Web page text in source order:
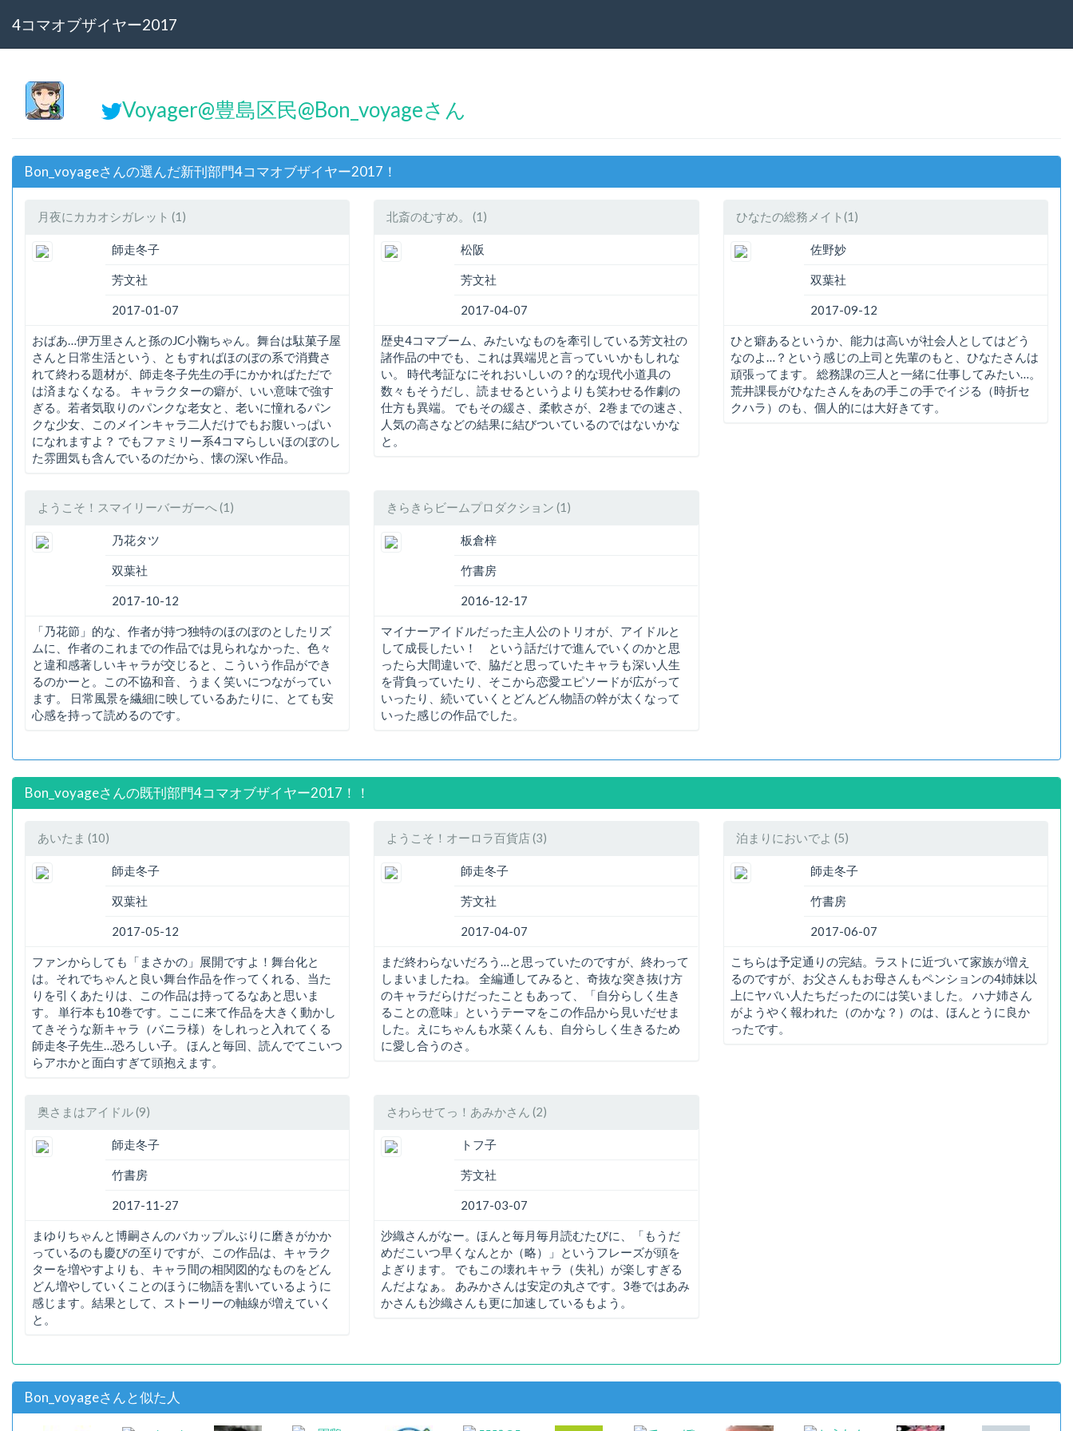
4コマオブザイヤー2017
Voyager@豊島区民@Bon_voyageさん
Bon_voyageさんの選んだ新刊部門4コマオブザイヤー2017！
月夜にカカオシガレット (1)
師走冬子
芳文社
2017-01-07
おばあ…伊万里さんと孫のJC小鞠ちゃん。舞台は駄菓子屋
さんと日常生活という、ともすればほのぼの系で消費さ
れて終わる題材が、師走冬子先生の手にかかればただで
は済まなくなる。 キャラクターの癖が、いい意味で強す
ぎる。若者気取りのパンクな老女と、老いに憧れるパン
クな少女、このメインキャラ二人だけでもお腹いっぱい
になれますよ？ でもファミリー系4コマらしいほのぼのし
た雰囲気も含んでいるのだから、懐の深い作品。
北斎のむすめ。 (1)
松阪
芳文社
2017-04-07
歴史4コマブーム、みたいなものを牽引している芳文社の
諸作品の中でも、これは異端児と言っていいかもしれな
い。 時代考証なにそれおいしいの？的な現代小道具の
数々もそうだし、読ませるというよりも笑わせる作劇の
仕方も異端。 でもその緩さ、柔軟さが、2巻までの速さ、
人気の高さなどの結果に結びついているのではないかな
と。
ひなたの総務メイト(1)
佐野妙
双葉社
2017-09-12
ひと癖あるというか、能力は高いが社会人としてはどう
なのよ…？という感じの上司と先輩のもと、ひなたさんは
頑張ってます。 総務課の三人と一緒に仕事してみたい…。
荒井課長がひなたさんをあの手この手でイジる（時折セ
クハラ）のも、個人的には大好きてす。
ようこそ！スマイリーバーガーへ (1)
乃花タツ
双葉社
2017-10-12
「乃花節」的な、作者が持つ独特のほのぼのとしたリズ
ムに、作者のこれまでの作品では見られなかった、色々
と違和感著しいキャラが交じると、こういう作品ができ
るのかーと。この不協和音、うまく笑いにつながってい
ます。 日常風景を繊細に映しているあたりに、とても安
心感を持って読めるのです。
きらきらビームプロダクション (1)
板倉梓
竹書房
2016-12-17
マイナーアイドルだった主人公のトリオが、アイドルと
して成長したい！ という話だけで進んでいくのかと思
ったら大間違いで、脇だと思っていたキャラも深い人生
を背負っていたり、そこから恋愛エピソードが広がって
いったり、続いていくとどんどん物語の幹が太くなって
いった感じの作品でした。
Bon_voyageさんの既刊部門4コマオブザイヤー2017！！
あいたま (10)
師走冬子
双葉社
2017-05-12
ファンからしても「まさかの」展開ですよ！舞台化と
は。それでちゃんと良い舞台作品を作ってくれる、当た
りを引くあたりは、この作品は持ってるなあと思いま
す。 単行本も10巻です。ここに来て作品を大きく動かし
てきそうな新キャラ（バニラ様）をしれっと入れてくる
師走冬子先生…恐ろしい子。 ほんと毎回、読んでてこいつ
らアホかと面白すぎて頭抱えます。
ようこそ！オーロラ百貨店 (3)
師走冬子
芳文社
2017-04-07
まだ終わらないだろう…と思っていたのですが、終わって
しまいましたね。 全編通してみると、奇抜な突き抜け方
のキャラだらけだったこともあって、「自分らしく生き
ることの意味」というテーマをこの作品から見いだせま
した。えにちゃんも水菜くんも、自分らしく生きるため
に愛し合うのさ。
泊まりにおいでよ (5)
師走冬子
竹書房
2017-06-07
こちらは予定通りの完結。ラストに近づいて家族が増え
るのですが、お父さんもお母さんもペンションの4姉妹以
上にヤバい人たちだったのには笑いました。 ハナ姉さん
がようやく報われた（のかな？）のは、ほんとうに良か
ったです。
奥さまはアイドル (9)
師走冬子
竹書房
2017-11-27
まゆりちゃんと博嗣さんのバカップルぶりに磨きがかか
っているのも慶びの至りですが、この作品は、キャラク
ターを増やすよりも、キャラ間の相関図的なものをどん
どん増やしていくことのほうに物語を割いているように
感じます。結果として、ストーリーの軸線が増えていく
と。
さわらせてっ！あみかさん (2)
トフ子
芳文社
2017-03-07
沙織さんがなー。ほんと毎月毎月読むたびに、「もうだ
めだこいつ早くなんとか（略）」というフレーズが頭を
よぎります。 でもこの壊れキャラ（失礼）が楽しすぎる
んだよなぁ。 あみかさんは安定の丸さです。3巻ではあみ
かさんも沙織さんも更に加速しているもよう。
Bon_voyageさんと似た人